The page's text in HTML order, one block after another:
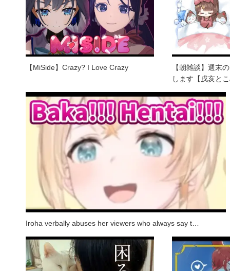
【MiSide】Crazy? I Love Crazy
【朝雑談】週末
します【戌亥と
Iroha verbally abuses her viewers who always say t…